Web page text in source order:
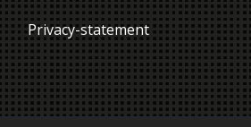
Privacy-statement